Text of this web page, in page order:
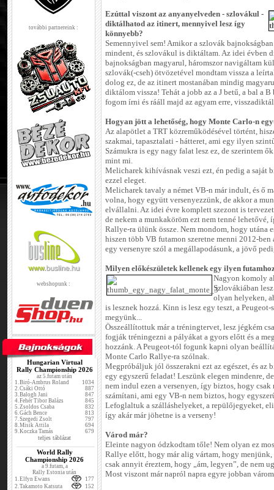
további partnereink :
webshopunk :
Hungarian Virtual
Rally Championship 2026
az 5.futam után
1.Biró-Ambrus Roland
1034
2.Csáki Ottó
887
3.Balogh Jani
847
4.Fehér Tibor Balázs
845
5.Zsoldos Csaba
832
6.Gách Bence
813
7.Szegedi Zsolt
797
8.Misik Attila
694
9.Koczka Tamás 679
teljes táblázat
World Rally
Championship 2026
a 9.futam, a
Rally Estonia után
1.Elfyn Ewans
177
2.Takamoto Katsuta
152
Ezúttal viszont az anyanyelveden - szlovákul -
diktálhatod az itinert, mennyivel lesz így
könnyebb?
Semennyivel sem! Amikor a szlovák
mindent, és szlovákul is diktáltam. Az idei évben
bajnokságban magyarul, háromszor navigáltam
szlovák(-cseh) ötvözetével mondtam vissza a
dolog ez, de az itinert mostanában mindig
diktálom vissza! Tehát a jobb az a J betű, a bal a B
fogom írni és rááll majd az agyam erre,
Hogyan jött a lehetőség, hogy Monte Carlo-n
Az alapötlet a TRT közreműködésével történt,
szakmai, tapasztalati - hátteret, ami egy ilyen
Számukra is egy nagy falat lesz ez, de szerintem
mint mi.
Melicharek kihívásnak veszi ezt, én pedig a saját
ezzel eleget.
Melicharek tavaly a német VB-n már indult, és ő
volna, hogy együtt versenyezzünk, de akkor a
elvállalni. Az idei évre komplett szezont is
de nekem a munkaköröm ezt nem tenné lehetővé,
Rallye-ra ülünk össze. Nem mondom, hogy utána
hiszen több VB futamon szeretne menni 2012-ben
egy versenyre szól a megállapodásunk, a jövő
Milyen előkészületek kellenek egy ilyen
Nagyon komoly
Szlovákiában
olyan helyeken,
is lesznek hozzá. Kinn is lesz egy teszt, a
megyünk...
Összeállítottuk már a tréningtervet, lesz jégkém
fogják tréningezni a pályákat a gyors előtt és a
hozzánk. A Peugeot-tól fogunk kapni olyan
Monte Carlo Rallye-ra szólnak.
Megpróbáljuk jól összerakni ezt az egészet, és az
egy egyszerű feladat! Leszünk elegen mindenre,
nem indul ezen a versenyen, így biztos, hogy
számítani, ami egy VB-n nem biztos, hogy
Lefoglaltuk a szálláshelyeket, a repülőjegyeket,
így akár már jöhetne is a verseny!
Várod már?
Eleinte nagyon ódzkodtam tőle! Nem olyan ez
Rallye előtt, hogy már alig vártam, hogy
csak annyit éreztem, hogy „ám, legyen”, de nem
Most viszont már napról napra egyre jobban